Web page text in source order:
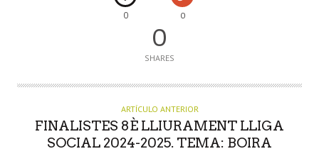
0 0
0
SHARES
ARTÍCULO ANTERIOR
FINALISTES 8È LLIURAMENT LLIGA
SOCIAL 2024-2025. TEMA: BOIRA